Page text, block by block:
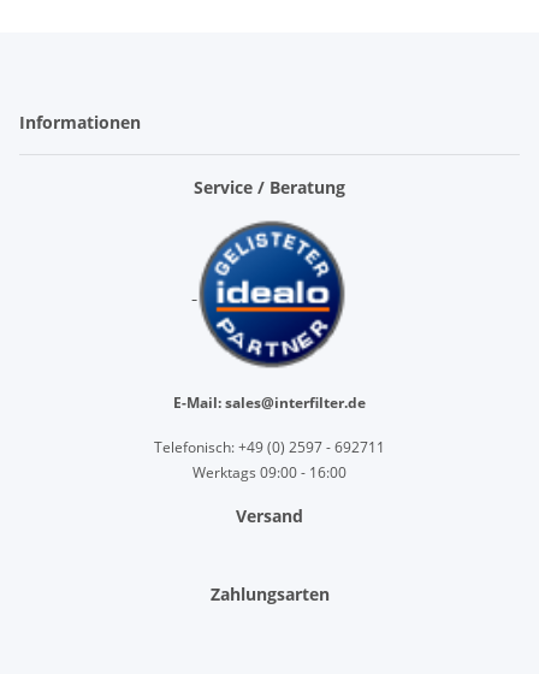
Informationen
Service / Beratung
E-Mail: sales@interfilter.de
Telefonisch: +49 (0) 2597 - 692711
Werktags 09:00 - 16:00
Versand
Zahlungsarten